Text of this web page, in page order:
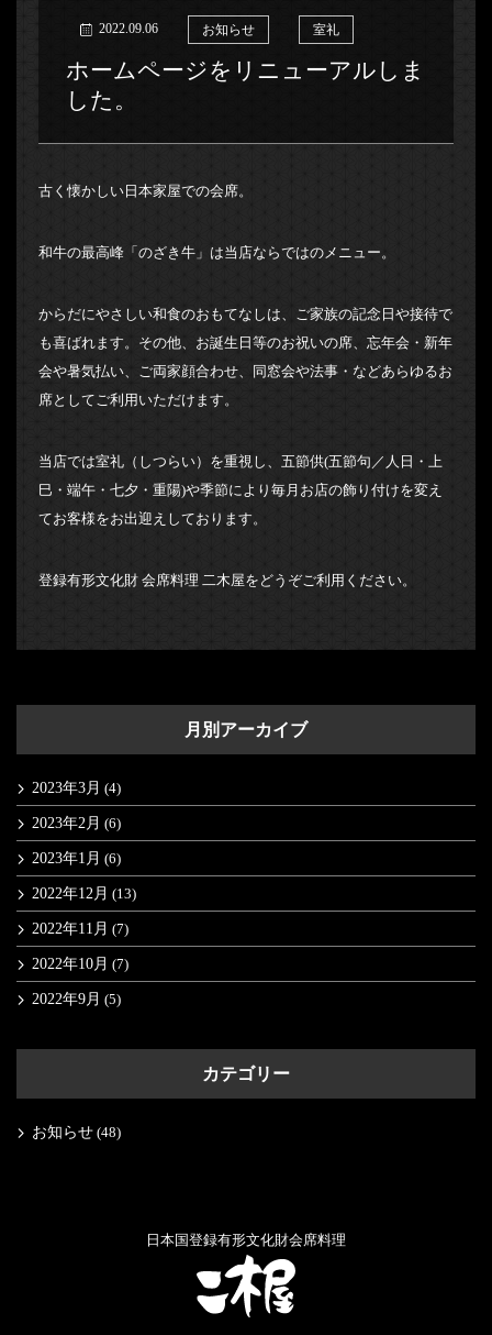
2022.09.06 お知らせ 室礼
ホームページをリニューアルしま
した。
古く懐かしい日本家屋での会席。
和牛の最高峰「のざき牛」は当店ならではのメニュー。
からだにやさしい和食のおもてなしは、ご家族の記念日や接待で
も喜ばれます。その他、お誕生日等のお祝いの席、忘年会・新年
会や暑気払い、ご両家顔合わせ、同窓会や法事・などあらゆるお
席としてご利用いただけます。
当店では室礼（しつらい）を重視し、五節供(五節句／人日・上
巳・端午・七夕・重陽)や季節により毎月お店の飾り付けを変え
てお客様をお出迎えしております。
登録有形文化財 会席料理 二木屋をどうぞご利用ください。
月別アーカイブ
2023年3月 (4)
2023年2月 (6)
2023年1月 (6)
2022年12月 (13)
2022年11月 (7)
2022年10月 (7)
2022年9月 (5)
カテゴリー
お知らせ (48)
日本国登録有形文化財会席料理